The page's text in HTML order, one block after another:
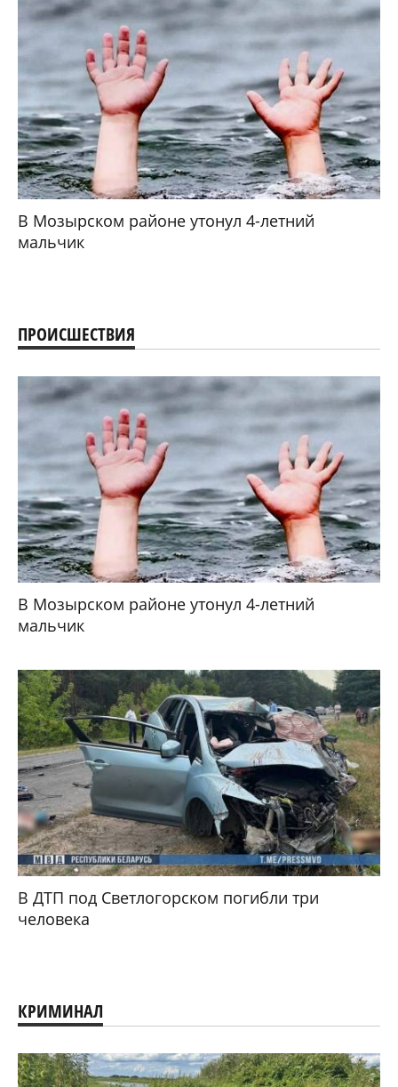
В Мозырском районе утонул 4-летний
мальчик
ПРОИСШЕСТВИЯ
В Мозырском районе утонул 4-летний
мальчик
В ДТП под Светлогорском погибли три
человека
КРИМИНАЛ